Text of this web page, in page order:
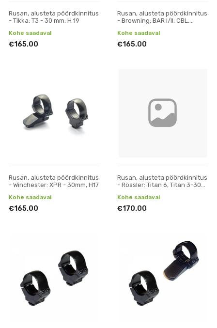
Rusan, alusteta pöördkinnitus
- Tikka: T3 - 30 mm, H 19
Kohe saadaval
€165.00
Rusan, alusteta pöördkinnitus
- Browning: BAR I/II, CBL,
Winchester SX
Kohe saadaval
€165.00
Rusan, alusteta pöördkinnitus
- Winchester: XPR - 30mm, H17
Kohe saadaval
€165.00
Rusan, alusteta pöördkinnitus
- Rössler: Titan 6, Titan 3-30
Kohe saadaval
€170.00